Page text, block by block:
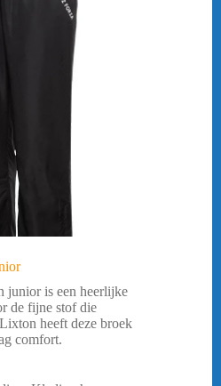
junior is een heerlijke
de fijne stof die
heeft deze broek
comfort.